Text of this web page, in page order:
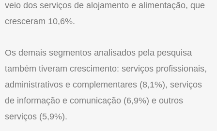
veio dos serviços de alojamento e alimentação, que
cresceram 10,6%.
Os demais segmentos analisados pela pesquisa
também tiveram crescimento: serviços profissionais,
administrativos e complementares (8,1%), serviços
de informação e comunicação (6,9%) e outros
serviços (5,9%).